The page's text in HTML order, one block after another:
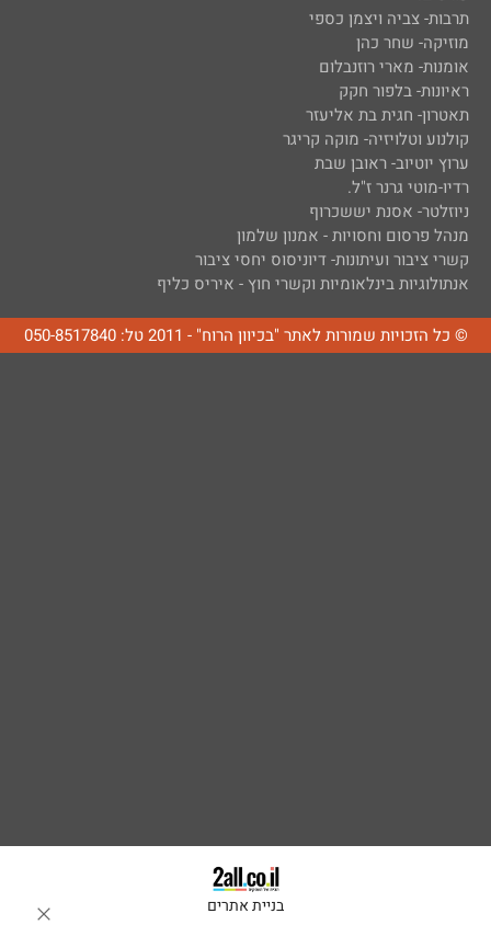
תרבות- צביה ויצמן כספי
מוזיקה- שחר כהן
אומנות- מארי רוזנבלום
ראיונות- בלפור חקק
תאטרון- חגית בת אליעזר
קולנוע וטלויזיה- מוקה קריגר
ערוץ יוטיוב- ראובן שבת
רדיו-מוטי גרנר ז"ל.
ניוזלטר- אסנת יששכרוף
מנהל פרסום וחסויות - אמנון שלמון
קשרי ציבור ועיתונות- דיוניסוס יחסי ציבור
אנתולוגיות בינלאומיות וקשרי חוץ - איריס כליף
© כל הזכויות שמורות לאתר "בכיוון הרוח" - 2011 טל: 050-8517840
בניית אתרים